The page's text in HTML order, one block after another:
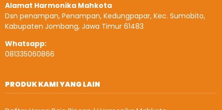
Alamat Harmonika Mahkota
Dsn penampan, Penampan, Kedungpapar, Kec. Sumobito,
Kabupaten Jombang, Jawa Timur 61483
Whatsapp:
081335060866
PRODUK KAMI YANG LAIN